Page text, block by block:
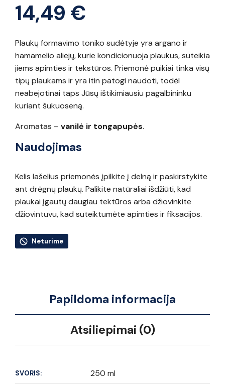
14,49 €
Plaukų formavimo toniko sudėtyje yra argano ir
hamamelio aliejų, kurie kondicionuoja plaukus, suteikia
jiems apimties ir tekstūros. Priemonė puikiai tinka visų
tipų plaukams ir yra itin patogi naudoti, todėl
neabejotinai taps Jūsų ištikimiausiu pagalbininku
kuriant šukuoseną.
Aromatas – vanilė ir tongapupės.
Naudojimas
Kelis lašelius priemonės įpilkite į delną ir paskirstykite
ant drėgnų plaukų. Palikite natūraliai išdžiūti, kad
plaukai įgautų daugiau tektūros arba džiovinkite
džiovintuvu, kad suteiktumėte apimties ir fiksacijos.
Neturime
Papildoma informacija
Atsiliepimai (0)
SVORIS: 250 ml